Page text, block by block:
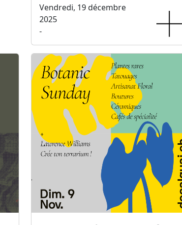
Vendredi, 19 décembre
2025
-